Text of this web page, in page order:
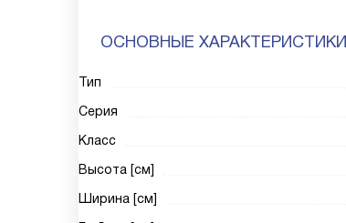
ОСНОВНЫЕ ХАРАКТЕРИСТИКИ
Тип
Серия
Класс
Высота [см]
Ширина [см]